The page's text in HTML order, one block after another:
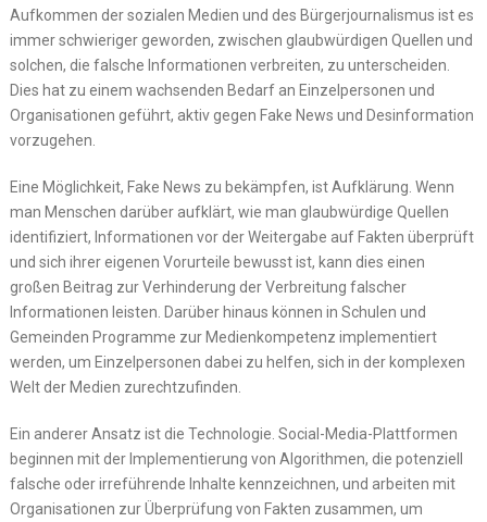
Aufkommen der sozialen Medien und des Bürgerjournalismus ist es
immer schwieriger geworden, zwischen glaubwürdigen Quellen und
solchen, die falsche Informationen verbreiten, zu unterscheiden.
Dies hat zu einem wachsenden Bedarf an Einzelpersonen und
Organisationen geführt, aktiv gegen Fake News und Desinformation
vorzugehen.
Eine Möglichkeit, Fake News zu bekämpfen, ist Aufklärung. Wenn
man Menschen darüber aufklärt, wie man glaubwürdige Quellen
identifiziert, Informationen vor der Weitergabe auf Fakten überprüft
und sich ihrer eigenen Vorurteile bewusst ist, kann dies einen
großen Beitrag zur Verhinderung der Verbreitung falscher
Informationen leisten. Darüber hinaus können in Schulen und
Gemeinden Programme zur Medienkompetenz implementiert
werden, um Einzelpersonen dabei zu helfen, sich in der komplexen
Welt der Medien zurechtzufinden.
Ein anderer Ansatz ist die Technologie. Social-Media-Plattformen
beginnen mit der Implementierung von Algorithmen, die potenziell
falsche oder irreführende Inhalte kennzeichnen, und arbeiten mit
Organisationen zur Überprüfung von Fakten zusammen, um